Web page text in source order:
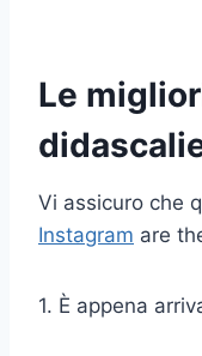
Le
Vi assicuro che
Instagram are
1. È appena